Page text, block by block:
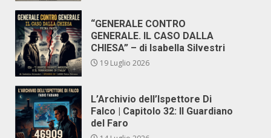
“GENERALE CONTRO
GENERALE. IL CASO DALLA
CHIESA” – di Isabella Silvestri
19 Luglio 2026
L’Archivio dell’Ispettore Di
Falco | Capitolo 32: Il Guardiano
del Faro